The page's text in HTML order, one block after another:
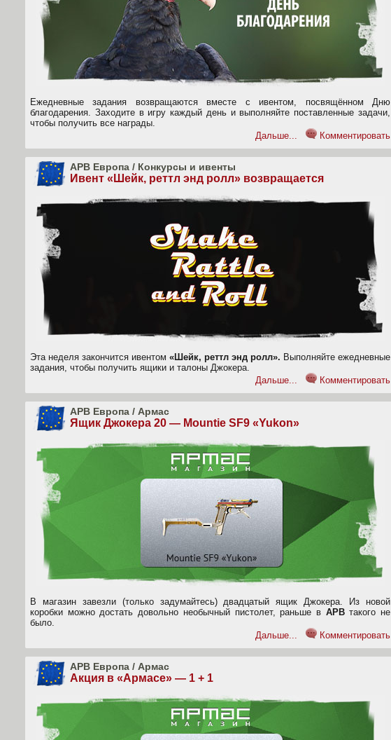
Ежедневные задания возвращаются вместе с ивентом, посвящённом Дню
благодарения. Заходите в игру каждый день и выполняйте поставленные задачи,
чтобы получить все награды.
Дальше...
Комментировать
APB Европа / Конкурсы и ивенты
Ивент «Шейк, реттл энд ролл» возвращается
Эта неделя закончится ивентом «Шейк, реттл энд ролл». Выполняйте ежедневные
задания, чтобы получить ящики и талоны Джокера.
Дальше...
Комментировать
APB Европа / Армас
Ящик Джокера 20 — Mountie SF9 «Yukon»
В магазин завезли (только задумайтесь) двадцатый ящик Джокера. Из новой
коробки можно достать довольно необычный пистолет, раньше в APBтакого не
было.
Дальше...
Комментировать
APB Европа / Армас
Акция в «Армасе» — 1 + 1